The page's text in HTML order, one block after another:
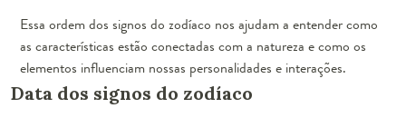
Essa ordem dos signos do zodíaco nos ajudam a entender como
as características estão conectadas com a natureza e como os
elementos influenciam nossas personalidades e interações.
Data dos signos do zodíaco